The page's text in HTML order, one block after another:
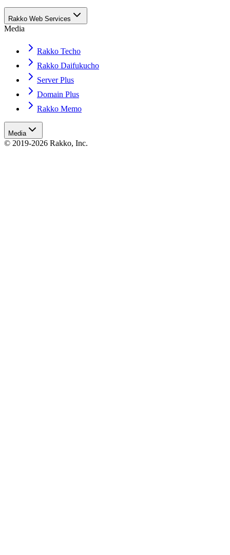
Rakko Web Services
Media
Rakko Techo
Rakko Daifukucho
Server Plus
Domain Plus
Rakko Memo
Media
© 2019-2026 Rakko, Inc.